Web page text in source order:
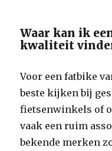
Waar kan ik
kwaliteit
Voor een fatbike
beste kijken bij
fietsenwinkels of
vaak een ruim
bekende merken